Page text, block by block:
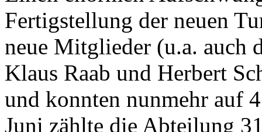
Fertigstellung der neuen
neue Mitglieder (u.a. auch
Klaus Raab und Herbert
und konnten nunmehr auf
Juni zählte die Abteilung